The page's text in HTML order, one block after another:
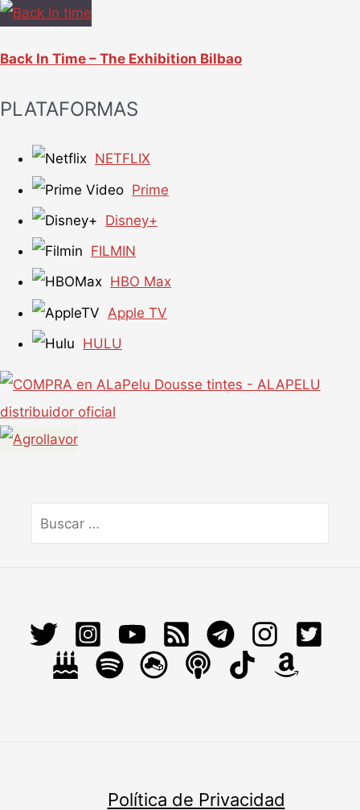
Back In Time – The Exhibition Bilbao
PLATAFORMAS
NETFLIX
Prime
Disney+
FILMIN
HBO Max
Apple TV
HULU
por:
Política de Privacidad